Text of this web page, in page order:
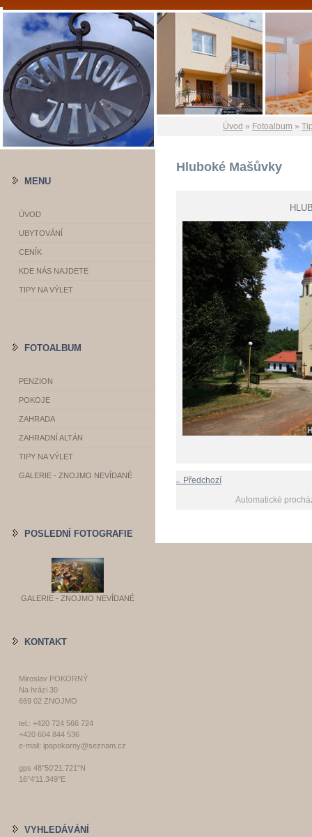
Úvod » Fotoalbum »
Hluboké Mašůvky
← Předchozí
Automatické
MENU
ÚVOD
UBYTOVÁNÍ
CENÍK
KDE NÁS NAJDETE
TIPY NA VÝLET
FOTOALBUM
PENZION
POKOJE
ZAHRADA
ZAHRADNÍ ALTÁN
TIPY NA VÝLET
GALERIE - ZNOJMO NEVÍDANÉ
POSLEDNÍ FOTOGRAFIE
GALERIE - ZNOJMO NEVÍDANÉ
KONTAKT
Miroslav POKORNÝ
Na hrázi 30
669 02 ZNOJMO
tel.: +420 724 566 724
+420 604 844 536
e-mail: ipapokorny@seznam.cz
gps 48°50'21.721"N
16°4'11.349"E
VYHLEDÁVÁNÍ